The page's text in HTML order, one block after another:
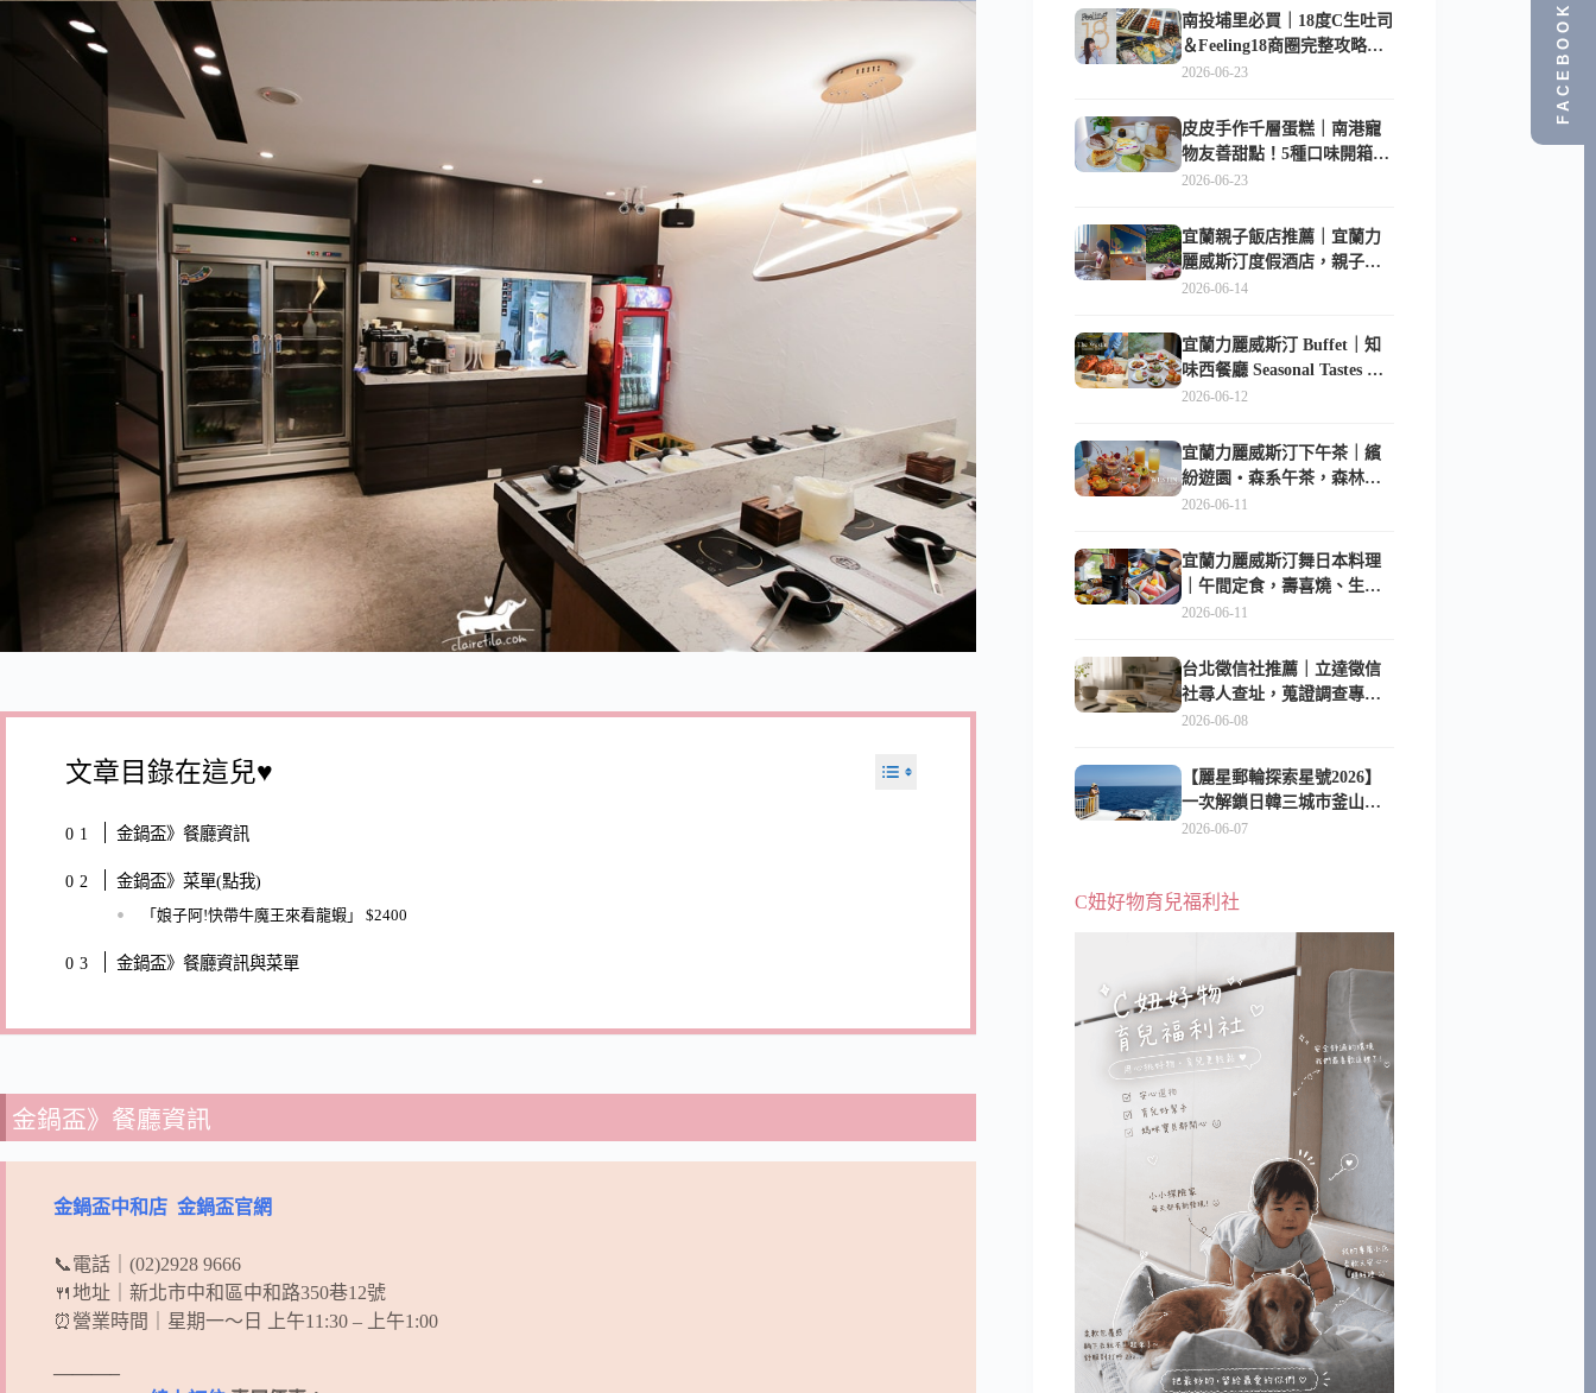
文章目錄在這兒♥
金鍋盃》餐廳資訊
金鍋盃》菜單(點我)
「娘子阿!快帶牛魔王來看龍蝦」 $2400
金鍋盃》餐廳資訊與菜單
金鍋盃》餐廳資訊
金鍋盃中和店 金鍋盃官網
📞電話｜(02)2928 9666
🍴地址｜新北市中和區中和路350巷12號
⏰營業時間｜星期一～日 上午11:30 – 上午1:00
———–
南投埔里必買｜18度C生吐司
＆Feeling18商圈完整攻略，
在地人帶路這樣逛
2026-06-23
皮皮手作千層蛋糕｜南港寵
物友善甜點！5種口味開箱，
比Lady M便宜一半的台北隱
2026-06-23
宜蘭親子飯店推薦｜宜蘭力
麗威斯汀度假酒店，親子
房、Buffet、泳池、兒童俱樂
2026-06-14
宜蘭力麗威斯汀 Buffet｜知
味西餐廳 Seasonal Tastes 晚
餐早餐吃什麼？
2026-06-12
宜蘭力麗威斯汀下午茶｜繽
紛遊園・森系午茶，森林系
甜點超好拍
2026-06-11
宜蘭力麗威斯汀舞日本料理
｜午間定食，壽喜燒、生魚
片與日式包廂空間
2026-06-11
台北徵信社推薦｜立達徵信
社尋人查址，蒐證調查專家
陪你找回失聯的家人
2026-06-08
【麗星郵輪探索星號2026】
一次解鎖日韓三城市釜山、
長崎、那霸｜餐點升級、表
2026-06-07
C妞好物育兒福利社
FACEBOOK